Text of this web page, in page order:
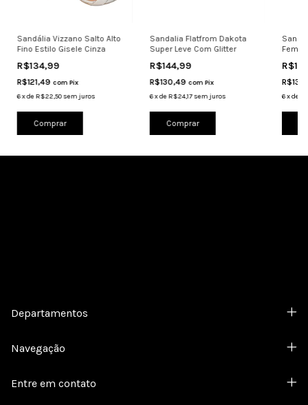
Sandália Vizzano Salto Alto
Fino Estilo Gisele Cinza
R$134,99
R$121,49 com Pix
6xdeR$22,50sem juros
Comprar
Sandalia Flatfrom Dakota
Super Leve Com Glitter
R$144,99
R$130,49 com Pix
6xdeR$24,17 sem juros
Comprar
6xde
Departamentos
Navegação
Entre em contato